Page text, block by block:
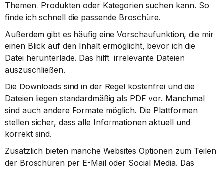
Themen, Produkten oder Kategorien suchen kann. So
finde ich schnell die passende Broschüre.
Außerdem gibt es häufig eine Vorschaufunktion, die mir
einen Blick auf den Inhalt ermöglicht, bevor ich die
Datei herunterlade. Das hilft, irrelevante Dateien
auszuschließen.
Die Downloads sind in der Regel kostenfrei und die
Dateien liegen standardmäßig als PDF vor. Manchmal
sind auch andere Formate möglich. Die Plattformen
stellen sicher, dass alle Informationen aktuell und
korrekt sind.
Zusätzlich bieten manche Websites Optionen zum Teilen
der Broschüren per E-Mail oder Social Media. Das